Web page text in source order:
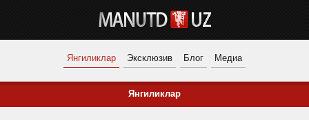
Янгиликлар Эксклюзив Блог Медиа
Янгиликлар